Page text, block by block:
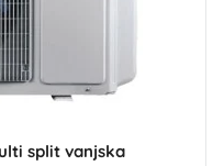
split vanjska